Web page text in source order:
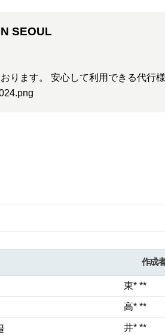
SEOUL
ります。 安心して利用できる代行
作成
東* **
高* **
井* **